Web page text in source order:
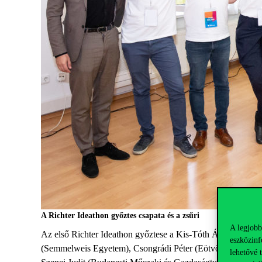
A
lehetővé
A Richter Ideathon győztes csapata és a zsűri
Az első Richter Ideathon győztese a Kis-Tóth Ágnes által
(Semmelweis Egyetem), Csongrádi Péter (Eötvös Loránd